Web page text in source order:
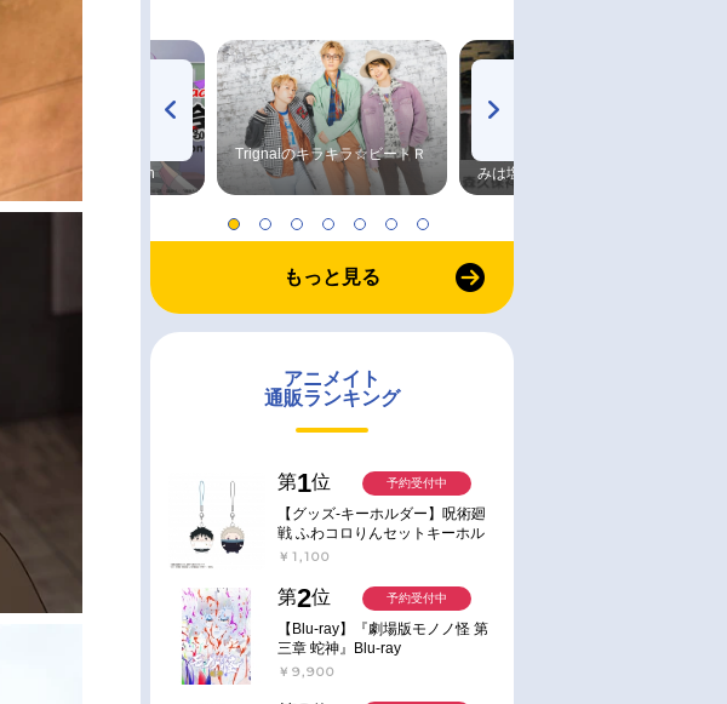
radio 大直会 2nd season
Trignalのキラキラ☆ビートＲ
みは塩だけ
もっと見る
アニメイト
通販ランキング
第1位
【グッズ-キーホルダー】呪術廻
戦 ふわコロりんセットキーホル
ダー【アニメイト特典付】
￥1,100
予約受付中
第2位
【Blu-ray】『劇場版モノノ怪 第
三章 蛇神』Blu-ray
￥9,900
予約受付中